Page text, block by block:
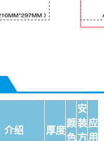
介绍 厚度
颜
色
安
装
方
应
用